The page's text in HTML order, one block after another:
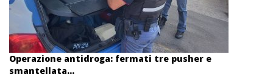
Operazione antidroga: fermati tre pusher e
smantellata...